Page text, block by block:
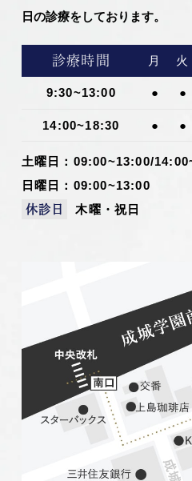
日の診療をしております。
診療時間 月 火
9:30~13:00 ● ●
14:00~18:30 ● ●
土曜日：09:00~13:00/
日曜日：09:00~13:00
休診日 木曜・祝日